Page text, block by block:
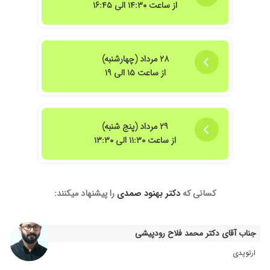
دکتر برطرف شد.
دست درد و پادرد شدید ۱۴۰۳/۱۲/۱۴
بسیار دکتر حاذق و متعهد و اخلاق مداری هستند
بسیار پزشک حاذق و با اخلاق حرفهای هستند کاملا
خوش برخورد و با سواد خداوند حفظشون کنه
وقت ندارم
۱۴۰۳/۱۰/۰۸
بسیار عالی ۱۴۰۴/۰۷/۱۹
۱۴۰۴/۰۳/۱۰
از ساعت ۱۴:۳۰ الی ۱۶:۴۵
۲۸ مرداد (چهارشنبه)
از ساعت ۱۵ الی ۱۹
۲۹ مرداد (پنج شنبه)
از ساعت ۱۱:۳۰ الی ۱۳:۳۰
کسانی که دکتر بهنود صمدی را پیشنهاد میکنند:
جناب آقای دکتر محمد فلاح رودپیشی
ارتوپدی